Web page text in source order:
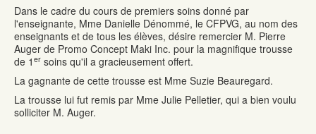
Dans le cadre du cours de premiers soins donné par
l'enseignante, Mme Danielle Dénommé, le CFPVG, au nom des
enseignants et de tous les élèves, désire remercier M. Pierre
Auger de Promo Concept Maki Inc. pour la magnifique trousse
de 1 er soins qu'il a gracieusement offert.
La gagnante de cette trousse est Mme Suzie Beauregard.
La trousse lui fut remis par Mme Julie Pelletier, qui a bien voulu
solliciter M. Auger.